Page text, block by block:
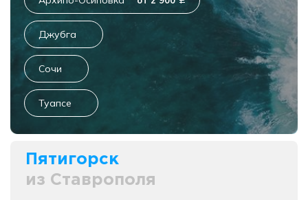
Джубга
Сочи
Туапсе
Пятигорск
из Ставрополя